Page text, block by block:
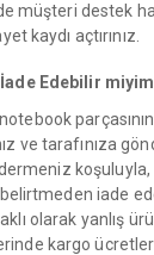
müşteri destek
kaydı açtırınız.
Edebilir
notebook
ve tarafınıza
iade
olarak yanlış
kargo